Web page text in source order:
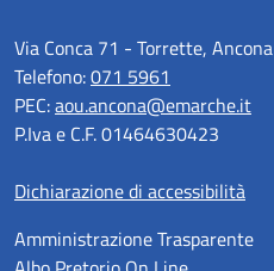
Via Conca 71 - Torrette, Ancona
Telefono:071 5961
PEC:aou.ancona@emarche.it
P.Iva e C.F. 01464630423
Dichiarazione di accessibilità
Amministrazione Trasparente